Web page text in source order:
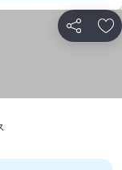
シェア お